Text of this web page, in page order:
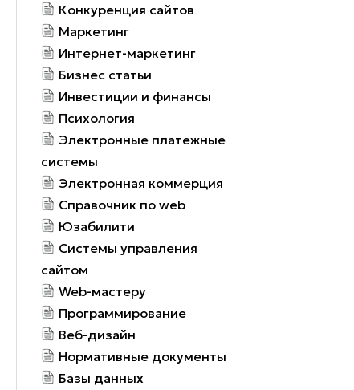
Конкуренция сайтов
Маркетинг
Интернет-маркетинг
Бизнес статьи
Инвестиции и финансы
Психология
Электронные платежные
системы
Электронная коммерция
Справочник по web
Юзабилити
Системы управления
сайтом
Web-мастеру
Программирование
Веб-дизайн
Нормативные документы
Базы данных